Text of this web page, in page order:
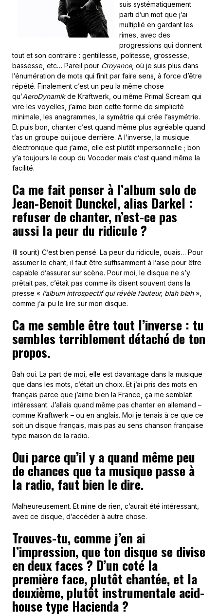
suis systématiquement
parti d’un mot que j’ai
multiplié en gardant les
rimes, avec des
progressions qui donnent
tout et son contraire : gentillesse, politesse, grossesse,
bassesse, etc… Pareil pour Croyance, où je suis plus dans
l’énumération de mots qui finit par faire sens, à force d’être
répété. Finalement c’est un peu la même chose
qu’AeroDynamikde Kraftwerk, ou même Primal Scream qui
vire les voyelles, j’aime bien cette forme de simplicité
minimale, les anagrammes, la symétrie qui crée l’asymétrie.
Et puis bon, chanter c’est quand même plus agréable quand
t’as un groupe qui joue derrière. A l’inverse, la musique
électronique que j’aime, elle est plutôt impersonnelle ; bon
y’a toujours le coup du Vocoder mais c’est quand même la
facilité.
Ca me fait penser à l’album solo de
Jean-Benoit Dunckel, alias Darkel :
refuser de chanter, n’est-ce pas
aussi la peur du ridicule ?
(Il sourit) C’est bien pensé. La peur du ridicule, ouais… Pour
assumer le chant, il faut être suffisamment à l’aise pour être
capable d’assurer sur scène. Pour moi, le disque ne s’y
prêtait pas, c’était pas comme ils disent souvent dans la
presse « l’album introspectif qui révèle l’auteur, blah blah»,
comme j’ai pu le lire sur mon disque.
Ca me semble être tout l’inverse : tu
sembles terriblement détaché de ton
propos.
Bah oui. La part de moi, elle est davantage dans la musique
que dans les mots, c’était un choix. Et j’ai pris des mots en
français parce que j’aime bien la France, ça me semblait
intéressant. J’allais quand même pas chanter en allemand –
comme Kraftwerk – ou en anglais. Moi je tenais à ce que ce
soit un disque français, mais pas au sens chanson française
type maison de la radio.
Oui parce qu’il y a quand même peu
de chances que ta musique passe à
la radio, faut bien le dire.
Malheureusement. Et mine de rien, c’aurait été intéressant,
avec ce disque, d’accéder à autre chose.
Trouves-tu, comme j’en ai
l’impression, que ton disque se divise
en deux faces ? D’un coté la
première face, plutôt chantée, et la
deuxième, plutôt instrumentale acid-
house type Hacienda ?